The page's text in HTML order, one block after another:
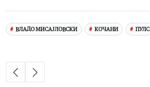
ВЛАДО МИСАЈЛОВСКИ КОЧАНИ ПУЛС